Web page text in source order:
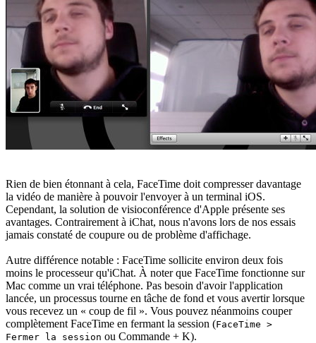
Rien de bien étonnant à cela, FaceTime doit compresser davantage
la vidéo de manière à pouvoir l'envoyer à un terminal iOS.
Cependant, la solution de visioconférence d'Apple présente ses
avantages. Contrairement à iChat, nous n'avons lors de nos essais
jamais constaté de coupure ou de problème d'affichage.
Autre différence notable : FaceTime sollicite environ deux fois
moins le processeur qu'iChat. À noter que FaceTime fonctionne sur
Mac comme un vrai téléphone. Pas besoin d'avoir l'application
lancée, un processus tourne en tâche de fond et vous avertir lorsque
vous recevez un « coup de fil ». Vous pouvez néanmoins couper
complètement FaceTime en fermant la session (FaceTime >
Fermer la session ou Commande + K).